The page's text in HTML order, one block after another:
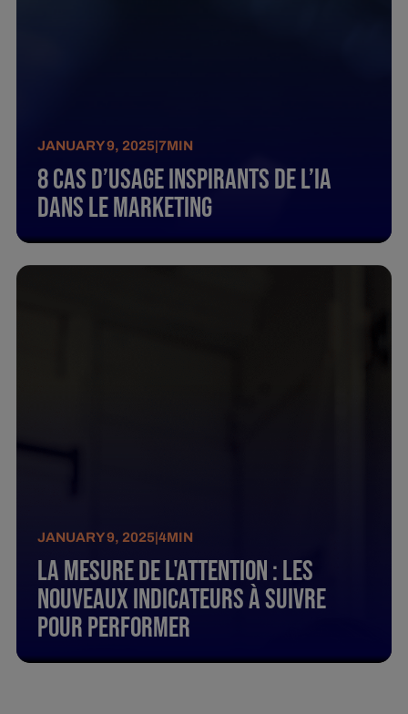
JANUARY 9, 2025 |7MIN
8 Cas D’Usage Inspirants De L’Ia
Dans Le Marketing
JANUARY 9, 2025 |4MIN
La Mesure De L'Attention : Les
Nouveaux Indicateurs À Suivre
Pour Performer